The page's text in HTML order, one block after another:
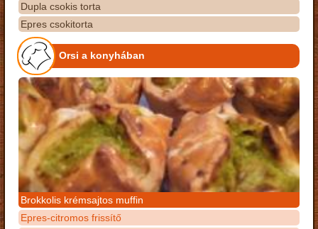
Dupla csokis torta
Epres csokitorta
Orsi a konyhában
Brokkolis krémsajtos muffin
Epres-citromos frissítő